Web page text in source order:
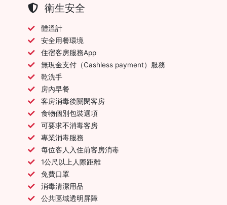
衛生安全
體溫計
安全用餐環境
住宿客房服務App
無現金支付（Cashless payment）服務
乾洗手
房內早餐
客房消毒後關閉客房
食物個別包裝選項
可要求不消毒客房
專業消毒服務
每位客人入住前客房消毒
1公尺以上人際距離
免費口罩
消毒清潔用品
公共區域透明屏障